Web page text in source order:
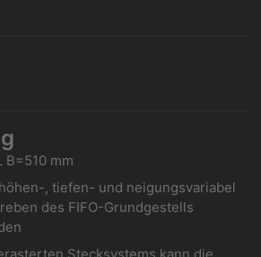
B=510 mm
, tiefen- und neigungsvariabel
des FIFO-Grundgestells